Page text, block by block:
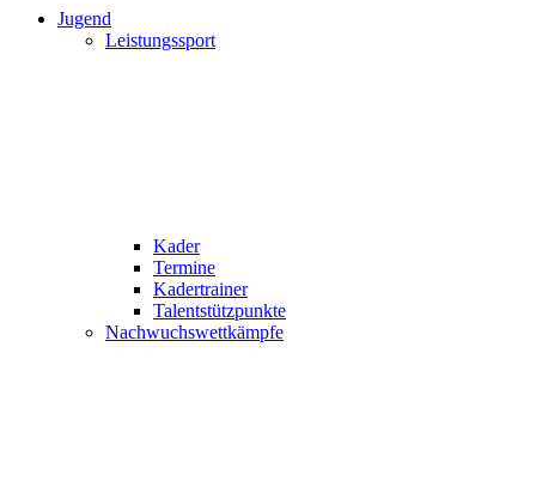
Jugend
Leistungssport
Kader
Termine
Kadertrainer
Talentstützpunkte
Nachwuchswettkämpfe